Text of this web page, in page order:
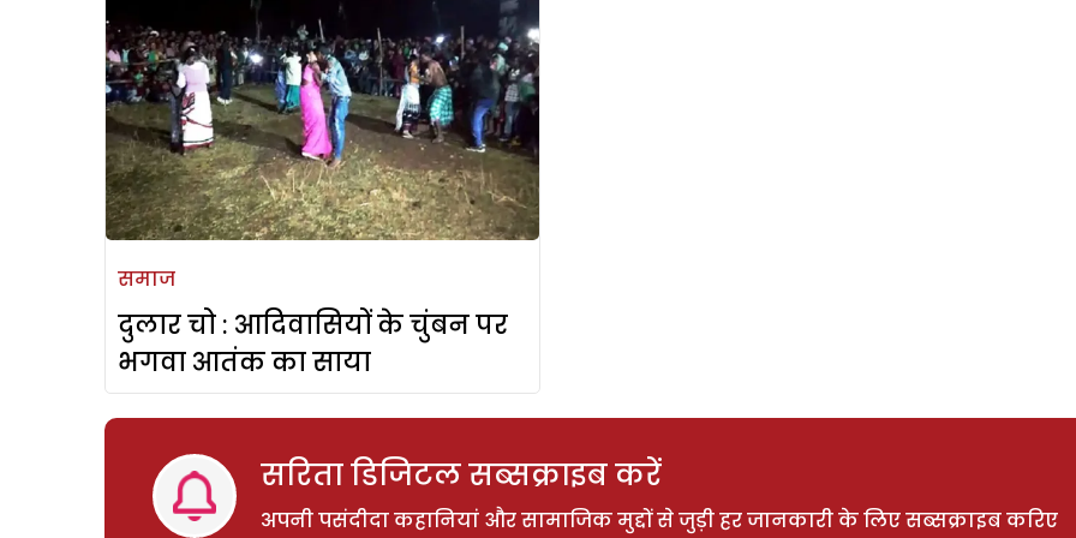
समाज
दुलार चो : आदिवासियों के चुंबन पर
भगवा आतंक का साया
सरिता डिजिटल सब्सक्राइब करें
अपनी पसंदीदा कहानियां और सामाजिक मुद्दों से जुड़ी हर जानकारी के लिए सब्सक्राइब करिए